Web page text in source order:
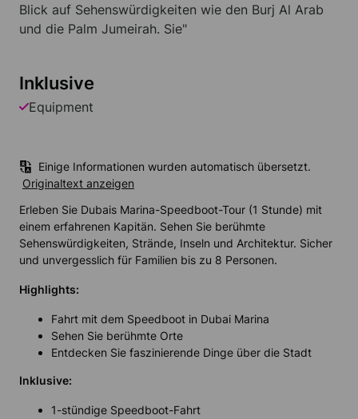
Blick auf Sehenswürdigkeiten wie den Burj Al Arab
und die Palm Jumeirah. Sie"
Inklusive
Equipment
Einige Informationen wurden automatisch übersetzt.
Originaltext anzeigen
Erleben Sie Dubais Marina-Speedboot-Tour (1 Stunde) mit
einem erfahrenen Kapitän. Sehen Sie berühmte
Sehenswürdigkeiten, Strände, Inseln und Architektur. Sicher
und unvergesslich für Familien bis zu 8 Personen.
Highlights:
Fahrt mit dem Speedboot in Dubai Marina
Sehen Sie berühmte Orte
Entdecken Sie faszinierende Dinge über die Stadt
Inklusive:
1-stündige Speedboot-Fahrt